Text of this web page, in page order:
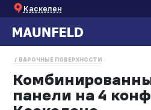
Каскелен
ВАРОЧНЫЕ ПОВЕРХНОСТИ
панели на 4